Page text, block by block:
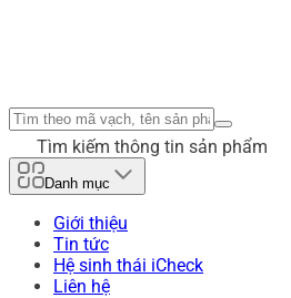
Tìm kiếm thông tin sản phẩm
Danh mục
Giới thiệu
Tin tức
Hệ sinh thái iCheck
Liên hệ